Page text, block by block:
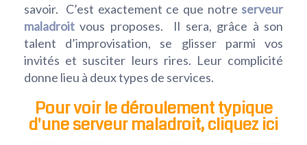
savoir. C’est exactement ce que notre serveur
maladroitvous proposes. Il sera, grâce à son
talent d’improvisation, se glisser parmi vos
invités et susciter leurs rires. Leur complicité
donne lieu à deux types de services.
Pour voir le déroulement typique
d'une serveur maladroit, cliquez ici